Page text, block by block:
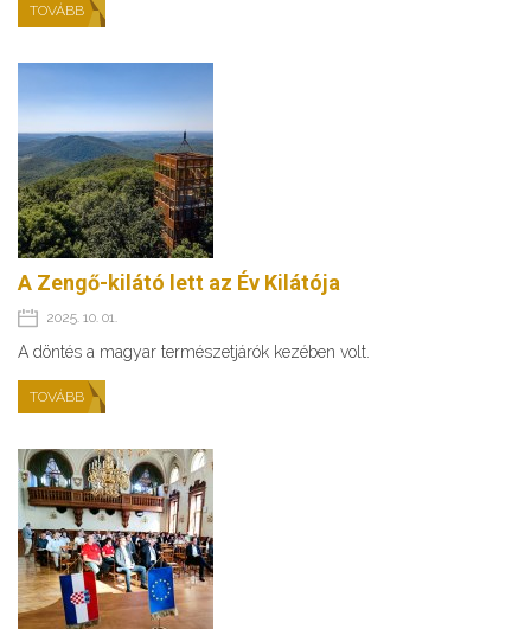
TOVÁBB
A Zengő-kilátó lett az Év Kilátója
2025. 10. 01.
A döntés a magyar természetjárók kezében volt.
TOVÁBB